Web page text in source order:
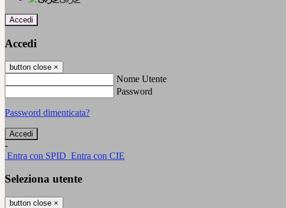
Accedi
Accedi
button close ×
Nome Utente
Password
Password dimenticata?
-
Entra con SPID Entra con CIE
Seleziona utente
button close ×